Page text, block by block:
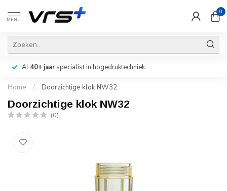
MENU
0
Al 40+ jaarspecialist in hogedruktechniek
Home / Doorzichtige klok NW32
Doorzichtige klok NW32
(0)